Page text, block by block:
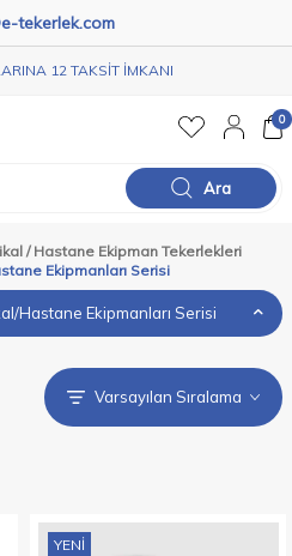
tekerlek.com
12 TAKSİT İMKANI
Ara
0
/ Hastane Ekipman Tekerlekleri
Ekipmanları Serisi
Hastane Ekipmanları Serisi
YENI